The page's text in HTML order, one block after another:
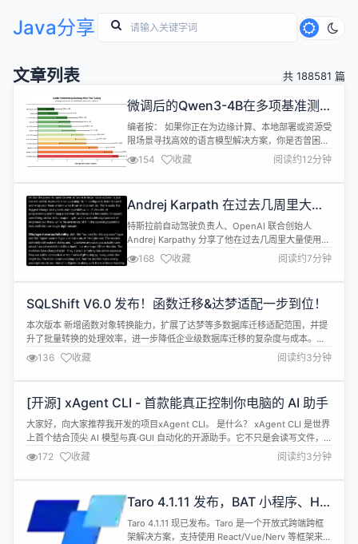
Java分享
文章列表 共 188581 篇
微调后的Qwen3-4B在多项基准测
试上战平或胜过GPT-OSS-120B
编者按： 如果你正在为边缘计算、本地部署或资源受
限场景寻找高效的语言模型解决方案，你是否曾困
惑：在众多小型语言模型（SLM）中，哪一个才是微
调的最佳起点？是否真的存在"小而强"的模型，能在
微调后媲美甚至超越规模大数十倍的教师模型？ 近
许能为你提供数据驱动的答案。他们在 8 类任务（涵
盖分类、信息抽取...
154 收藏 阅读约12分钟
Andrej Karpath 在过去几周里大量
使用 Claude 编码的体验
特斯拉前自动驾驶负责人、OpenAI 联合创始人
Andrej Karpathy 分享了他在过去几周里大量使用
Claude 编码的体验。 🌟编码工作流 随着大模型编码
能力的最新一波提升，和很多人一样，我在 11 月还
大约是 80% 手写+自动补全、20% 用 agent；到 12
尾。 也就是说...
168 收藏 阅读约7分钟
SQLShift V6.0 发布！函数迁移&达梦适配一步到位！
本次版本 新增函数对象转换能力，扩展了达梦等多数据库迁移适配范围，并提
升了批量转换的处理效率，进一步降低企业级数据库迁移的复杂度与成本。
一、核心特性 支持函数对象迁移 ​函数对象可随存储过程的迁移任务一键同步转
换 ​。该能力的加入，让 SQLShift^[1]^ 从一款"​存储过程迁移工具 ​"升级为"​核
心业务逻辑对象全量迁移工具​"。随之也带来三重提升...
136 收藏 阅读约3分钟
[开源] xAgent CLI - 首款能真正控制你电脑的 AI 助手
大家好，向大家推荐我开发的项目xAgent CLI。 是什么？ xAgent CLI 是世界
上首个结合顶尖 AI 模型与真·GUI 自动化的开源助手。它不只是会读写文件，
而是能真正控制你的鼠标和键盘。 为什么做这个？ 市面上的 AI 编程工具
（Claude Code、Cursor、Copilot）都有一个局限：它们只能读写文件、执
行命令，但不能点击按钮、填表...
172 收藏 阅读约3分钟
Taro 4.1.11 发布，BAT 小程序、H5
与 RN 端统一框架
Taro 4.1.11 现已发布。Taro 是一个开放式跨端跨框
架解决方案，支持使用 React/Vue/Nerv 等框架来开